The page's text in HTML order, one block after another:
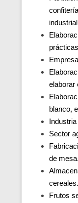
elaborar
blanco,
Sector
de mesa.
cereales.
Frutos